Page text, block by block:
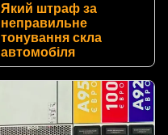
Який штраф за
неправильне
тонування скла
автомобіля